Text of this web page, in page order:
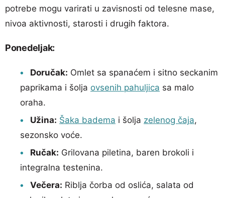
potrebe mogu varirati u zavisnosti od telesne mase,
nivoa aktivnosti, starosti i drugih faktora.
Ponedeljak:
Doručak: Omlet sa spanaćem i sitno seckanim
paprikama i šolja ovsenih pahuljica sa malo
oraha.
Užina: Šaka badema i šolja zelenog čaja,
sezonsko voće.
Ručak: Grilovana piletina, baren brokoli i
integralna testenina.
Večera: Riblja čorba od oslića, salata od